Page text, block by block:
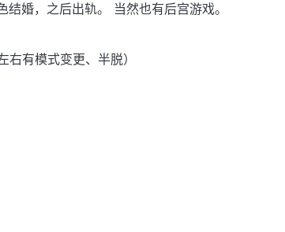
婚，之后出轨。 当然也有后宫游戏。
有模式变更、半脱）